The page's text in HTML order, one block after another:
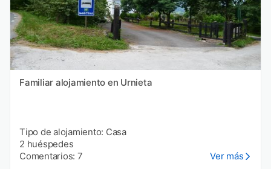
Familiar alojamiento en Urnieta
Tipo de alojamiento: Casa
2 huéspedes
Comentarios: 7
Ver más